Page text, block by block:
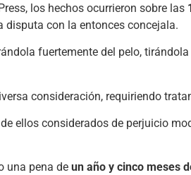
los hechos ocurrieron sobre las
disputa con la entonces concejala.
fuertemente del pelo, tirándola
consideración, requiriendo
de ellos considerados de perjuicio
una pena de un año y cinco meses